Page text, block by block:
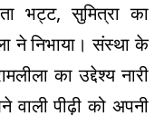
भट्ट, सुमित्रा का
ने निभाया। संस्था के
का उद्देश्य नारी
पीढ़ी को अपनी